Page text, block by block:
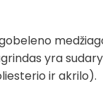
yra
ir akrilo).